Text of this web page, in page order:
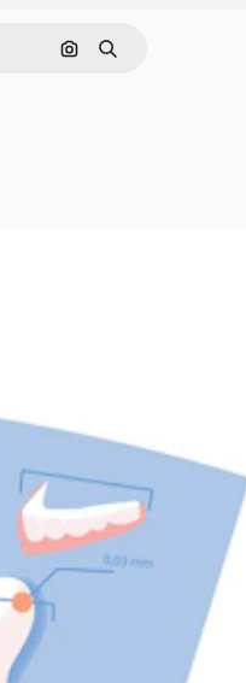
Pesquisar por imagem
Buscar